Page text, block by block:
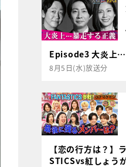
Episode3 大炎上…
8月5日(水)放送分
【恋の行方は？】
STICSvs紅しょう